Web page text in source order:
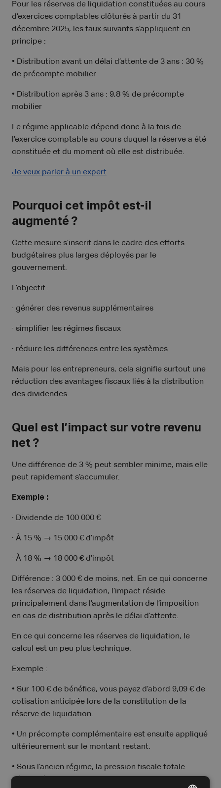
Pour les réserves de liquidation constituées au cours
d’exercices comptables clôturés à partir du 31
décembre 2025, les taux suivants s’appliquent en
principe :
• Distribution avant un délai d’attente de 3 ans : 30 %
de précompte mobilier
• Distribution après 3 ans : 9,8 % de précompte
mobilier
Le régime applicable dépend donc à la fois de
l’exercice comptable au cours duquel la réserve a été
constituée et du moment où elle est distribuée.
Je veux parler à un expert
Pourquoi cet impôt est-il
augmenté ?
Cette mesure s’inscrit dans le cadre des efforts
budgétaires plus larges déployés par le
gouvernement.
L’objectif :
· générer des revenus supplémentaires
· simplifier les régimes fiscaux
· réduire les différences entre les systèmes
Mais pour les entrepreneurs, cela signifie surtout une
réduction des avantages fiscaux liés à la distribution
des dividendes.
Quel est l’impact sur votre revenu
net ?
Une différence de 3 % peut sembler minime, mais elle
peut rapidement s’accumuler.
Exemple :
· Dividende de 100 000 €
· À 15 % → 15 000 € d’impôt
· À 18 % → 18 000 € d’impôt
Différence : 3 000 € de moins, net. En ce qui concerne
les réserves de liquidation, l’impact réside
principalement dans l’augmentation de l’imposition
en cas de distribution après le délai d’attente.
En ce qui concerne les réserves de liquidation, le
calcul est un peu plus technique.
Exemple :
• Sur 100 € de bénéfice, vous payez d’abord 9,09 € de
cotisation anticipée lors de la constitution de la
réserve de liquidation.
• Un précompte complémentaire est ensuite appliqué
ultérieurement sur le montant restant.
• Sous l’ancien régime, la pression fiscale totale
s’élevait à environ 13,64 %.